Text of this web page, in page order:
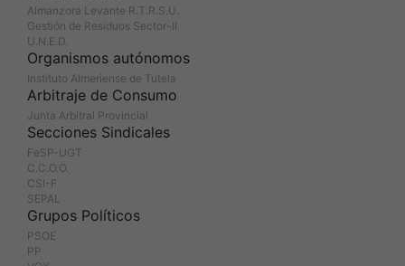
Almanzora Levante R.T.R.S.U.
Gestión de Residuos Sector-II
U.N.E.D.
Organismos autónomos
Instituto Almeriense de Tutela
Arbitraje de Consumo
Junta Arbitral Provincial
Secciones Sindicales
FeSP-UGT
C.C.O.O.
CSI-F
SEPAL
Grupos Políticos
PSOE
PP